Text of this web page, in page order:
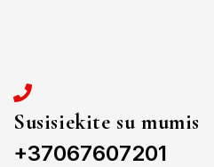
Susisiekite su mumis
+37067607201